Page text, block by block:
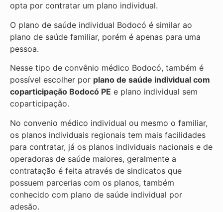
opta por contratar um plano individual.
O plano de saúde individual Bodocó é similar ao
plano de saúde familiar, porém é apenas para uma
pessoa.
Nesse tipo de convênio médico Bodocó, também é
possível escolher por plano de saúde individual com
coparticipação Bodocó PE e plano individual sem
coparticipação.
No convenio médico individual ou mesmo o familiar,
os planos individuais regionais tem mais facilidades
para contratar, já os planos individuais nacionais e de
operadoras de saúde maiores, geralmente a
contratação é feita através de sindicatos que
possuem parcerias com os planos, também
conhecido com plano de saúde individual por
adesão.